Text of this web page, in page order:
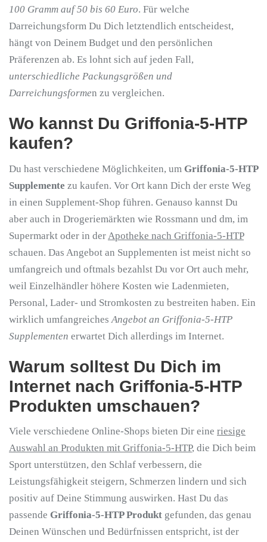
100 Gramm auf 50 bis 60 Euro. Für welche
Darreichungsform Du Dich letztendlich entscheidest,
hängt von Deinem Budget und den persönlichen
Präferenzen ab. Es lohnt sich auf jeden Fall,
unterschiedliche Packungsgrößen und
Darreichungsformen zu vergleichen.
Wo kannst Du Griffonia-5-HTP
kaufen?
Du hast verschiedene Möglichkeiten, um Griffonia-5-HTP
Supplemente zu kaufen. Vor Ort kann Dich der erste Weg
in einen Supplement-Shop führen. Genauso kannst Du
aber auch in Drogeriemärkten wie Rossmann und dm, im
Supermarkt oder in der Apotheke nach Griffonia-5-HTP
schauen. Das Angebot an Supplementen ist meist nicht so
umfangreich und oftmals bezahlst Du vor Ort auch mehr,
weil Einzelhändler höhere Kosten wie Ladenmieten,
Personal, Lader- und Stromkosten zu bestreiten haben. Ein
wirklich umfangreiches Angebot an Griffonia-5-HTP
Supplementen erwartet Dich allerdings im Internet.
Warum solltest Du Dich im
Internet nach Griffonia-5-HTP
Produkten umschauen?
Viele verschiedene Online-Shops bieten Dir eine riesige
Auswahl an Produkten mit Griffonia-5-HTP, die Dich beim
Sport unterstützen, den Schlaf verbessern, die
Leistungsfähigkeit steigern, Schmerzen lindern und sich
positiv auf Deine Stimmung auswirken. Hast Du das
passende Griffonia-5-HTP Produkt gefunden, das genau
Deinen Wünschen und Bedürfnissen entspricht, ist der